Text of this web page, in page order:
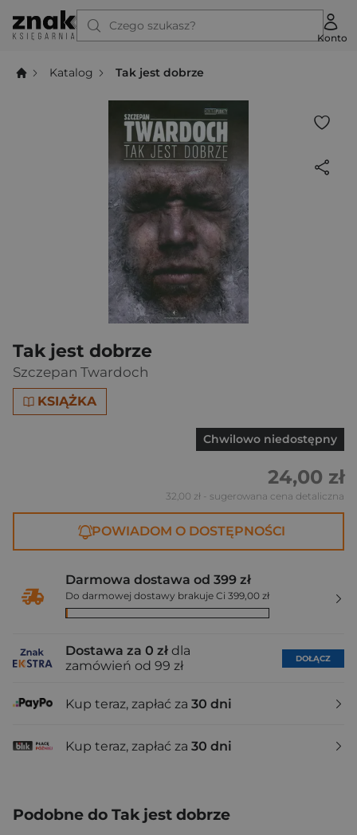
Czego szukasz?
Konto
Katalog Tak jest dobrze
Tak jest dobrze
Szczepan Twardoch
KSIĄŻKA
Chwilowo niedostępny
24,00 zł
32,00 zł - sugerowana cena detaliczna
POWIADOM O DOSTĘPNOŚCI
Darmowa dostawa od 399 zł
Do darmowej dostawy brakuje Ci 399,00 zł
Dostawa za 0 zł dla
zamówień od 99 zł
DOŁĄCZ
Kup teraz, zapłać za 30 dni
Kup teraz, zapłać za 30 dni
Podobne do Tak jest dobrze